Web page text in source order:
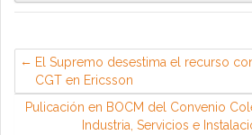
El Supremo desestima el recurso
CGT en Ericsson
Pulicación en BOCM del Convenio
Industria, Servicios e